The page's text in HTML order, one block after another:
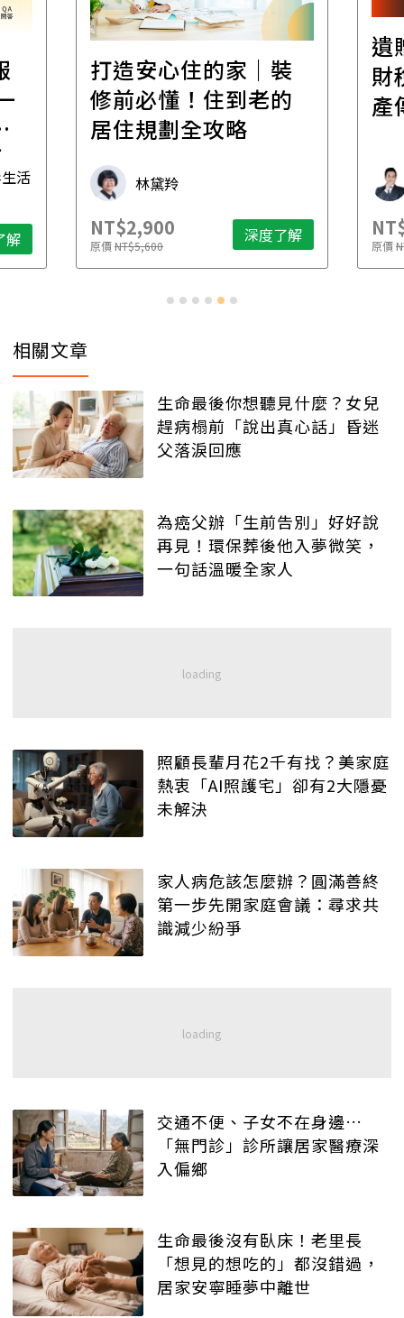
解
遺贈稅規劃直播課│
財稅專家親授，讓資
產傳承更有效率
財稅專家 朱家棟
NT$2,500
原價NT$4,888 深度了解
百
經
原價
相關文章
生命最後你想聽見什麼？女兒
趕病榻前「說出真心話」昏迷
父落淚回應
為癌父辦「生前告別」好好說
再見！環保葬後他入夢微笑，
一句話溫暖全家人
照顧長輩月花2千有找？美家庭
熱衷「AI照護宅」卻有2大隱憂
未解決
家人病危該怎麼辦？圓滿善終
第一步先開家庭會議：尋求共
識減少紛爭
交通不便、子女不在身邊…
「無門診」診所讓居家醫療深
入偏鄉
生命最後沒有臥床！老里長
「想見的想吃的」都沒錯過，
居家安寧睡夢中離世